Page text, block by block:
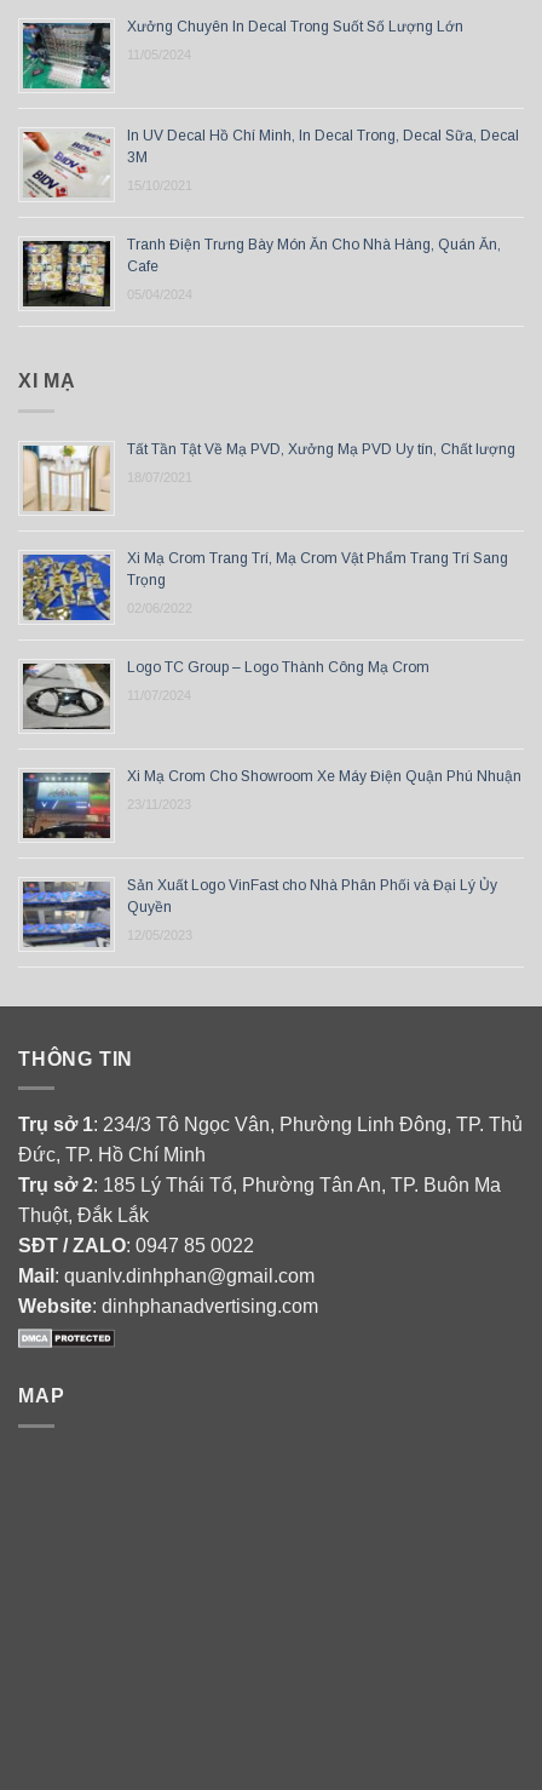
Xưởng Chuyên In Decal Trong Suốt Số Lượng Lớn
11/05/2024
In UV Decal Hồ Chí Minh, In Decal Trong, Decal Sữa, Decal
3M
15/10/2021
Tranh Điện Trưng Bày Món Ăn Cho Nhà Hàng, Quán Ăn,
Cafe
05/04/2024
XI MẠ
Tất Tần Tật Về Mạ PVD, Xưởng Mạ PVD Uy tín, Chất lượng
18/07/2021
Xi Mạ Crom Trang Trí, Mạ Crom Vật Phẩm Trang Trí Sang
Trọng
02/06/2022
Logo TC Group – Logo Thành Công Mạ Crom
11/07/2024
Xi Mạ Crom Cho Showroom Xe Máy Điện Quận Phú Nhuận
23/11/2023
Sản Xuất Logo VinFast cho Nhà Phân Phối và Đại Lý Ủy
Quyền
12/05/2023
THÔNG TIN
Trụ sở 1: 234/3 Tô Ngọc Vân, Phường Linh Đông, TP. Thủ
Đức, TP. Hồ Chí Minh
Trụ sở 2: 185 Lý Thái Tổ, Phường Tân An, TP. Buôn Ma
Thuột, Đắk Lắk
SĐT / ZALO: 0947 85 0022
Mail : quanlv.dinhphan@gmail.com
Website: dinhphanadvertising.com
MAP